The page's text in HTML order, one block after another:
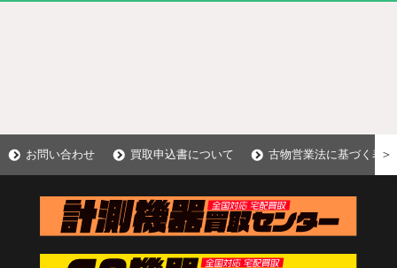
お問い合わせ 買取申込書について 古物営業法に基づく表示
＞